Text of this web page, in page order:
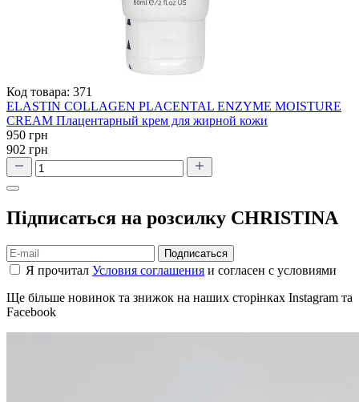
Код товара: 371
ELASTIN COLLAGEN PLACENTAL ENZYME MOISTURE
CREAM Плацентарный крем для жирной кожи
950 грн
902 грн
Підписаться на розсилку CHRISTINA
Подписаться
Я прочитал Условия соглашения и согласен с условиями
Ще більше новинок та знижок на наших сторінках Instagram та
Facebook